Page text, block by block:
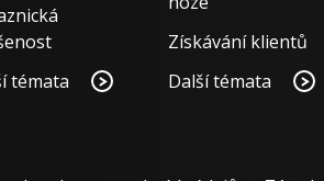
témata
Získávání klientů
Další témata